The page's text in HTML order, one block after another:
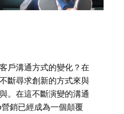
戶溝通方式的變化？在
斷尋求創新的方式來與
。在這不斷演變的溝通
銷已經成為一個顛覆